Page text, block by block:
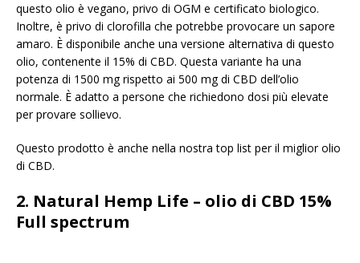
questo olio è vegano, privo di OGM e certificato biologico.
Inoltre, è privo di clorofilla che potrebbe provocare un sapore
amaro. È disponibile anche una versione alternativa di questo
olio, contenente il 15% di CBD. Questa variante ha una
potenza di 1500 mg rispetto ai 500 mg di CBD dell’olio
normale. È adatto a persone che richiedono dosi più elevate
per provare sollievo.
Questo prodotto è anche nella nostra top list per il miglior olio
di CBD.
2. Natural Hemp Life – olio di CBD 15%
Full spectrum